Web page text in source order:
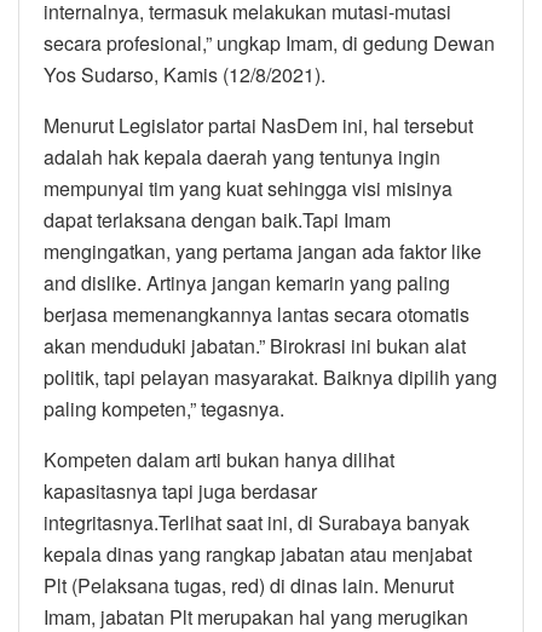
internalnya, termasuk melakukan mutasi-mutasi
secara profesional,” ungkap Imam, di gedung Dewan
Yos Sudarso, Kamis (12/8/2021).
Menurut Legislator partai NasDem ini, hal tersebut
adalah hak kepala daerah yang tentunya ingin
mempunyai tim yang kuat sehingga visi misinya
dapat terlaksana dengan baik.Tapi Imam
mengingatkan, yang pertama jangan ada faktor like
and dislike. Artinya jangan kemarin yang paling
berjasa memenangkannya lantas secara otomatis
akan menduduki jabatan.” Birokrasi ini bukan alat
politik, tapi pelayan masyarakat. Baiknya dipilih yang
paling kompeten,” tegasnya.
Kompeten dalam arti bukan hanya dilihat
kapasitasnya tapi juga berdasar
integritasnya.Terlihat saat ini, di Surabaya banyak
kepala dinas yang rangkap jabatan atau menjabat
Plt (Pelaksana tugas, red) di dinas lain. Menurut
Imam, jabatan Plt merupakan hal yang merugikan